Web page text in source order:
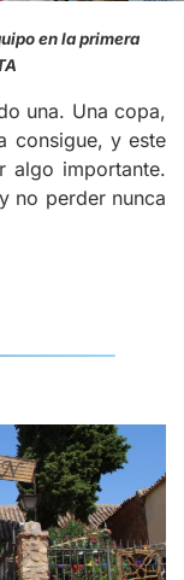
en la primera
una. Una copa,
consigue, y este
algo importante.
no perder nunca